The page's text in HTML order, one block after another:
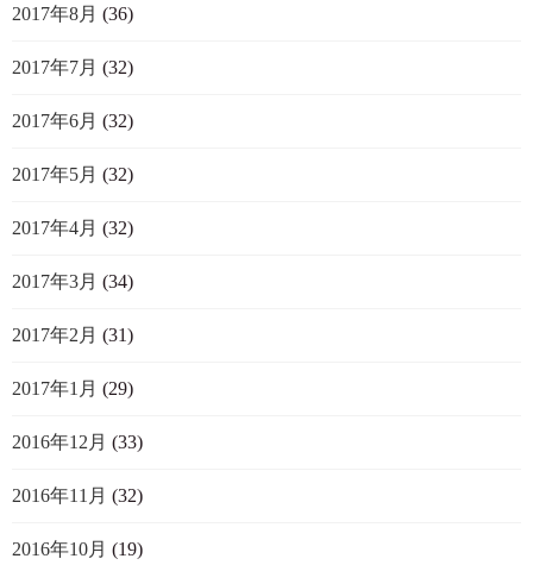
2017年8月 (36)
2017年7月 (32)
2017年6月 (32)
2017年5月 (32)
2017年4月 (32)
2017年3月 (34)
2017年2月 (31)
2017年1月 (29)
2016年12月 (33)
2016年11月 (32)
2016年10月 (19)